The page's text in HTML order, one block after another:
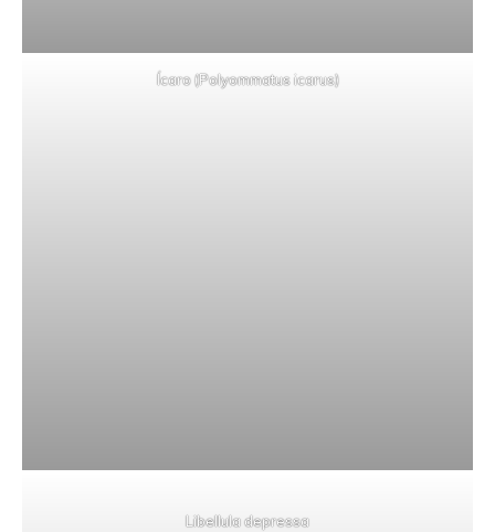
Ícaro (Polyommatus icarus)
Libellula depressa